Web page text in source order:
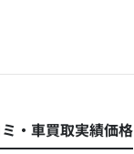
・車買取実績価格